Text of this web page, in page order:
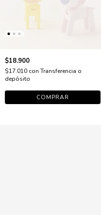
$18.900
$17.010 con Transferencia o
depósito
COMPRAR